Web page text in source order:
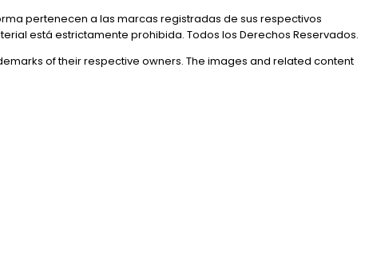
pertenecen a las marcas registradas de sus respectivos
está estrictamente prohibida. Todos los Derechos Reservados.
of their respective owners. The images and related content